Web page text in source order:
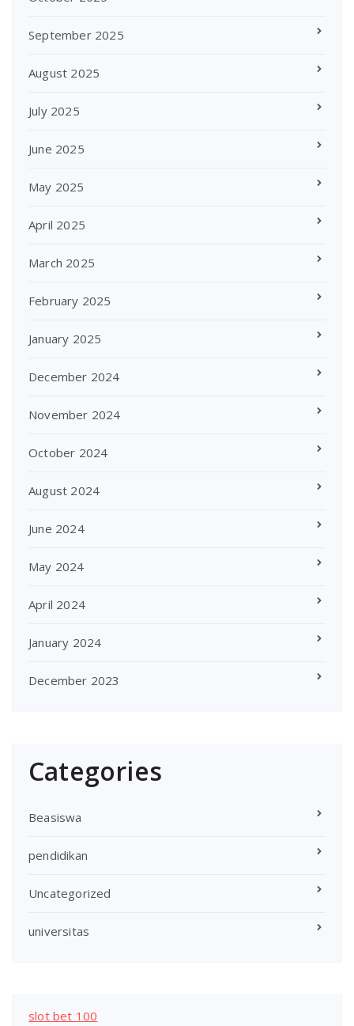
September 2025
August 2025
July 2025
June 2025
May 2025
April 2025
March 2025
February 2025
January 2025
December 2024
November 2024
October 2024
August 2024
June 2024
May 2024
April 2024
January 2024
December 2023
Categories
Beasiswa
pendidikan
Uncategorized
universitas
slot bet 100